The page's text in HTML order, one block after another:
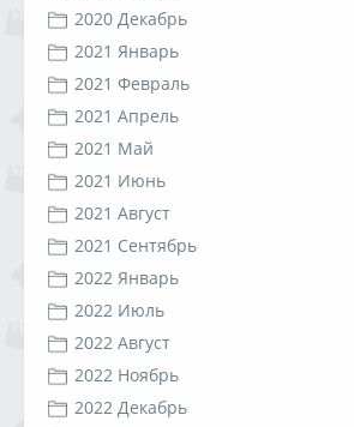
2020 Декабрь
2021 Январь
2021 Февраль
2021 Апрель
2021 Май
2021 Июнь
2021 Август
2021 Сентябрь
2022 Январь
2022 Июль
2022 Август
2022 Ноябрь
2022 Декабрь